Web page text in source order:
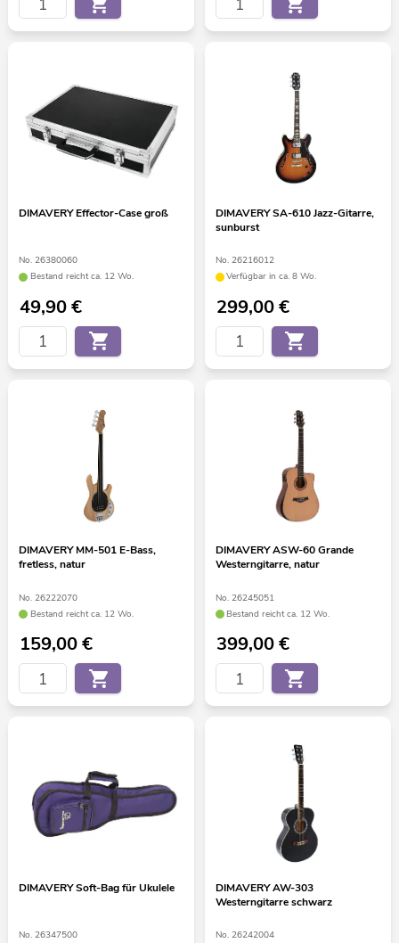
DIMAVERY Effector-Case groß
No. 26380060
Bestand reicht ca. 12 Wo.
49,90€
DIMAVERY SA-610 Jazz-Gitarre,
sunburst
No. 26216012
Verfügbar in ca. 8 Wo.
299,00€
DIMAVERY MM-501 E-Bass,
fretless, natur
No. 26222070
Bestand reicht ca. 12 Wo.
159,00€
DIMAVERY ASW-60 Grande
Westerngitarre, natur
No. 26245051
Bestand reicht ca. 12 Wo.
399,00€
DIMAVERY Soft-Bag für Ukulele
No. 26347500
DIMAVERY AW-303
Westerngitarre schwarz
No. 26242004